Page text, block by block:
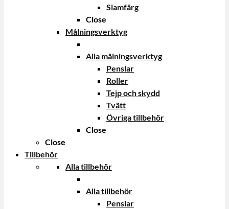
Slamfärg
Close
Målningsverktyg
Alla målningsverktyg
Penslar
Roller
Tejp och skydd
Tvätt
Övriga tillbehör
Close
Close
Tillbehör
Alla tillbehör
Alla tillbehör
Penslar